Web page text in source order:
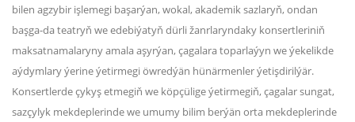
bilen agzybir işlemegi başarýan, wokal, akademik sazlaryň, ondan
başga-da teatryň we edebiýatyň dürli žanrlaryndaky konsertleriniň
maksatnamalaryny amala aşyrýan, çagalara toparlaýyn we ýekelikde
aýdymlary ýerine ýetirmegi öwredýän hünärmenler ýetişdirilýär.
Konsertlerde çykyş etmegiň we köpçülige ýetirmegiň, çagalar sungat,
sazçylyk mekdeplerinde we umumy bilim berýän orta mekdeplerinde